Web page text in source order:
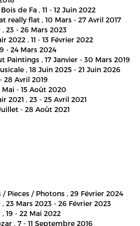
de Fa , 11 - 12 Juin 2022
really flat , 10 Mars - 27 Avril 2017
, 23 - 26 Mars 2023
2022 , 11 - 13 Février 2022
- 24 Mars 2024
Paintings , 17 Janvier - 30 Mars 2019
, 18 Juin 2025 - 21 Juin 2026
28 Avril 2019
Mai - 15 Août 2020
2021 , 23 - 25 Avril 2021
- 28 Août 2021
Pieces / Photons , 29 Février 2024
, 23 Mars 2023 - 26 Février 2023
, 19 - 22 Mai 2022
, 7 - 11 Septembre 2016